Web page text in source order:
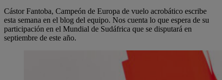
Cástor Fantoba, Campeón de Europa de vuelo acrobático escribe
esta semana en el blog del equipo. Nos cuenta lo que espera de su
participación en el Mundial de Sudáfrica que se disputará en
septiembre de este año.